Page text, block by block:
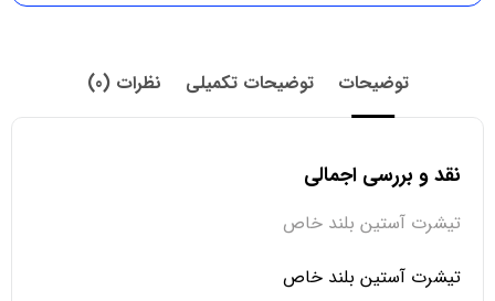
توضیحات توضیحات تکمیلی نظرات (0)
نقد و بررسی اجمالی
تیشرت آستین بلند خاص
تیشرت آستین بلند خاص